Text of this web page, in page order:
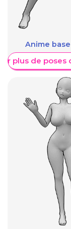
Anime
plus de poses